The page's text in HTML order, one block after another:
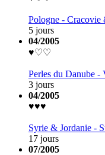
Pologne - Cracovie
5 jours
04/2005
♥♡♡
Perles du Danube -
3 jours
04/2005
♥♥♥
Syrie & Jordanie -
17 jours
07/2005